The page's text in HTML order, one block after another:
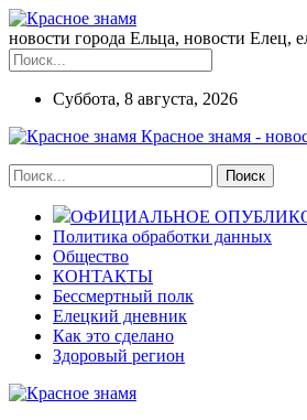
новости города Ельца, новости Елец,
Суббота, 8 августа, 2026
Красное знамя -
ОФИЦИАЛЬНОЕ
Политика обработки данных
Общество
КОНТАКТЫ
Бессмертный полк
Елецкий дневник
Как это сделано
Здоровый регион